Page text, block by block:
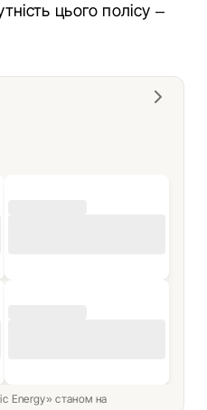
цього полісу –
Energy» станом на